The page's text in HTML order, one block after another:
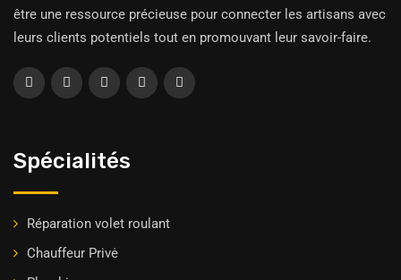
être une ressource précieuse pour connecter les artisans avec
leurs clients potentiels tout en promouvant leur savoir-faire.
Spécialités
Réparation volet roulant
Chauffeur Privė